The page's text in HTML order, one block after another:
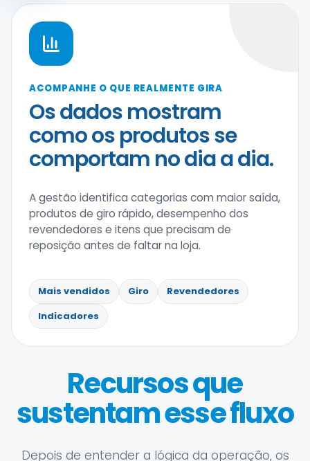
ACOMPANHE O QUE REALMENTE GIRA
Os dados mostram
como os produtos se
comportam no dia a dia.
A gestão identifica categorias com maior saída,
produtos de giro rápido, desempenho dos
revendedores e itens que precisam de
reposição antes de faltar na loja.
Mais vendidos Giro
Revendedores
Indicadores
Recursos que
sustentam esse fluxo
Depois de entender a lógica da operação, os